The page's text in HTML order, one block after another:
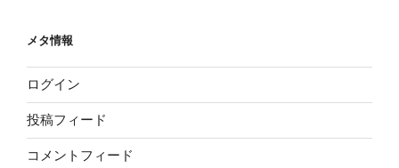
メタ情報
ログイン
投稿フィード
コメントフィード